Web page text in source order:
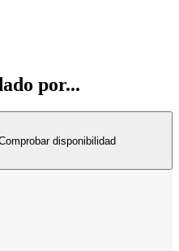
por...
disponibilidad